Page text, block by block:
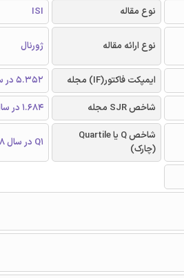
نوع مقاله ISI
نوع ارائه مقاله ژورنال
ایمپکت فاکتور(IF) مجله
5.352 در سال 2018
شاخص SJR مجله 1.684 در سال 2018
شاخص Q یا Quartile
(چارک)
Q1 در سال 2018